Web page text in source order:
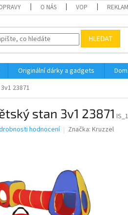
O NÁS VOP
HLEDAT
Originální dárky a gadgets
23871
stan 3v1 23871
hodnocení Značka: Kruzzel